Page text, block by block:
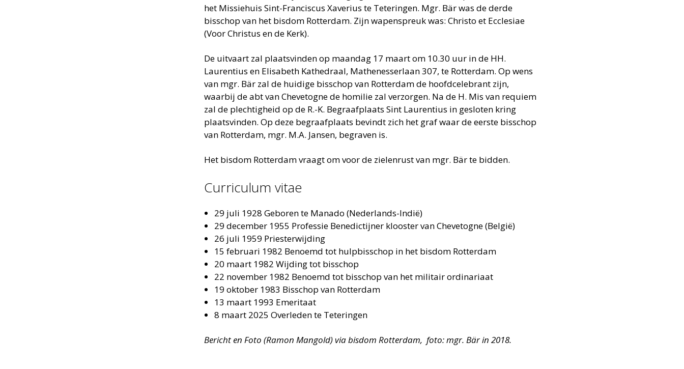
het Missiehuis Sint-Franciscus Xaverius te Teteringen. Mgr. Bär was de derde
bisschop van het bisdom Rotterdam. Zijn wapenspreuk was: Christo et Ecclesiae
(Voor Christus en de Kerk).
De uitvaart zal plaatsvinden op maandag 17 maart om 10.30 uur in de HH.
Laurentius en Elisabeth Kathedraal, Mathenesserlaan 307, te Rotterdam. Op wens
van mgr. Bär zal de huidige bisschop van Rotterdam de hoofdcelebrant zijn,
waarbij de abt van Chevetogne de homilie zal verzorgen. Na de H. Mis van requiem
zal de plechtigheid op de R.-K. Begraafplaats Sint Laurentius in gesloten kring
plaatsvinden. Op deze begraafplaats bevindt zich het graf waar de eerste bisschop
van Rotterdam, mgr. M.A. Jansen, begraven is.
Het bisdom Rotterdam vraagt om voor de zielenrust van mgr. Bär te bidden.
Curriculum vitae
29 juli 1928 Geboren te Manado (Nederlands-Indië)
29 december 1955 Professie Benedictijner klooster van Chevetogne (België)
26 juli 1959 Priesterwijding
15 februari 1982 Benoemd tot hulpbisschop in het bisdom Rotterdam
20 maart 1982 Wijding tot bisschop
22 november 1982 Benoemd tot bisschop van het militair ordinariaat
19 oktober 1983 Bisschop van Rotterdam
13 maart 1993 Emeritaat
8 maart 2025 Overleden te Teteringen
Bericht en Foto (Ramon Mangold) via bisdom Rotterdam, foto: mgr. Bär in 2018.